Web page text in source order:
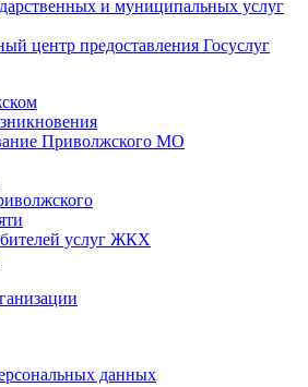
Приволжского МО
услуг ЖКХ
данных